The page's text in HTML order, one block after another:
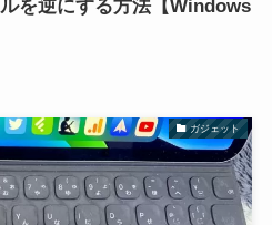
を逆にする方法【Windows
ガジェット